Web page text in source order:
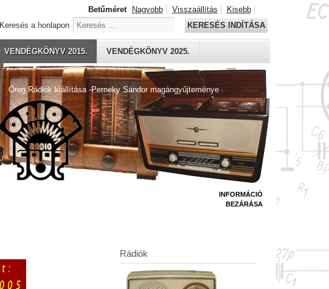
Öreg Rádiók kiállítása -Perneky Sándor magángyűjteménye
VENDÉGKÖNYV 2015. VENDÉGKÖNYV 2025.
Betűméret Nagyobb Visszaállítás
Kisebb
Keresés a honlapon
KERESÉS INDÍTÁSA
INFORMÁCIÓ
BEZÁRÁSA
Rádiók